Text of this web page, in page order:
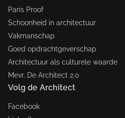
Paris Proof
Schoonheid in architectuur
Vakmanschap
Goed opdrachtgeverschap
Architectuur als culturele waarde
Mevr. De Architect 2.0
Volg de Architect
Facebook